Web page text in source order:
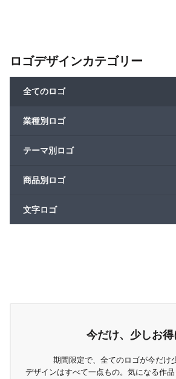
ロゴデザインカテゴリー
全てのロゴ
業種別ロゴ
テーマ別ロゴ
商品別ロゴ
文字ロゴ
今だけ、少しお得
期間限定で、全てのロゴが今だけ
デザインはすべて一点もの。気になる作